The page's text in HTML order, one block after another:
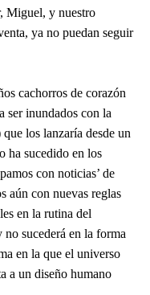
Miguel, y nuestro
ya no puedan seguir
cachorros de corazón
ser inundados con la
los lanzaría desde un
ha sucedido en los
con noticias’ de
aún con nuevas reglas
en la rutina del
sucederá en la forma
en la que el universo
a un diseño humano